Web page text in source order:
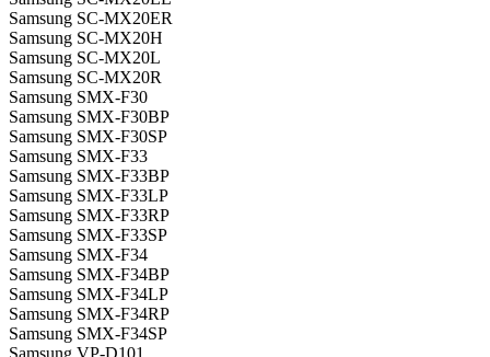
Samsung SC-MX20ER
Samsung SC-MX20H
Samsung SC-MX20L
Samsung SC-MX20R
Samsung SMX-F30
Samsung SMX-F30BP
Samsung SMX-F30SP
Samsung SMX-F33
Samsung SMX-F33BP
Samsung SMX-F33LP
Samsung SMX-F33RP
Samsung SMX-F33SP
Samsung SMX-F34
Samsung SMX-F34BP
Samsung SMX-F34LP
Samsung SMX-F34RP
Samsung SMX-F34SP